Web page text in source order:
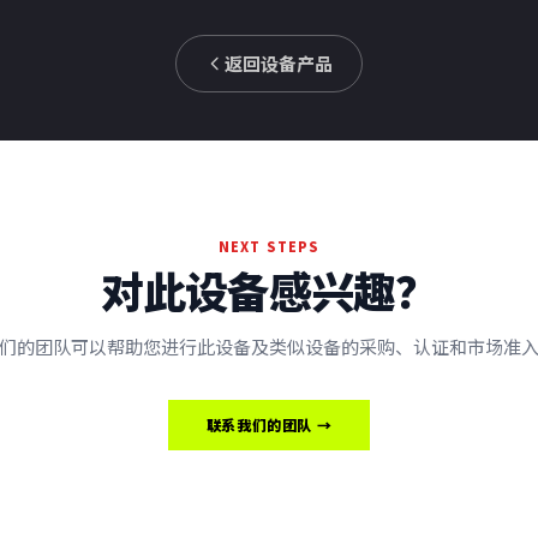
返回设备产品
NEXT STEPS
对此设备感兴趣？
的团队可以帮助您进行此设备及类似设备的采购、认证和市场准
联系我们的团队 →